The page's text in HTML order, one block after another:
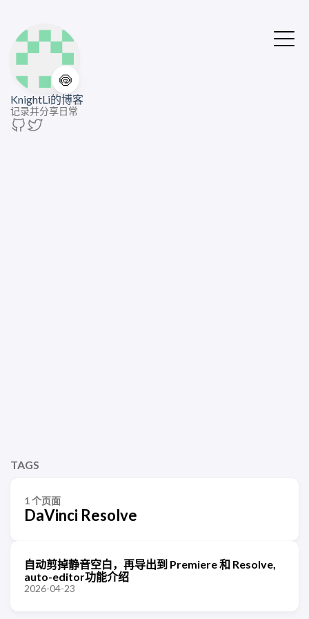
🍥
KnightLi的博客
记录并分享日常
TAGS
1 个页面
DaVinci Resolve
自动剪掉静音空白，再导出到 Premiere 和 Resolve,
auto-editor功能介绍
2026-04-23